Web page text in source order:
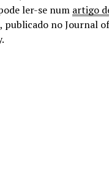
ler-se num artigo
publicado no Journal